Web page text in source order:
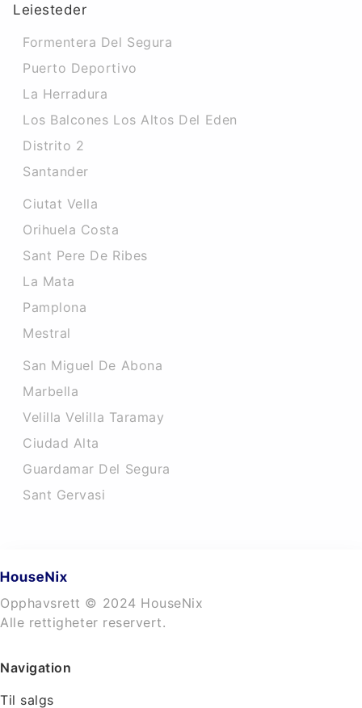
Leiesteder
Formentera Del Segura
Puerto Deportivo
La Herradura
Los Balcones Los Altos Del Eden
Distrito 2
Santander
Ciutat Vella
Orihuela Costa
Sant Pere De Ribes
La Mata
Pamplona
Mestral
San Miguel De Abona
Marbella
Velilla Velilla Taramay
Ciudad Alta
Guardamar Del Segura
Sant Gervasi
Opphavsrett © 2024 HouseNix
Alle rettigheter reservert.
Navigation
Til salgs